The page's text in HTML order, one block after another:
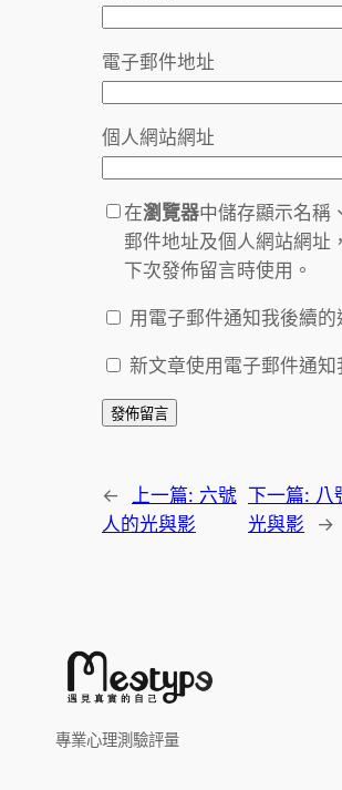
電子郵件地址
個人網站網址
在瀏覽器中儲存顯示名稱
郵件地址及個人網站網址
下次發佈留言時使用。
用電子郵件通知我後續的
新文章使用電子郵件通知
← 上一篇: 六號
人的光與影
下一篇: 八
光與影
→
專業心理測驗評量